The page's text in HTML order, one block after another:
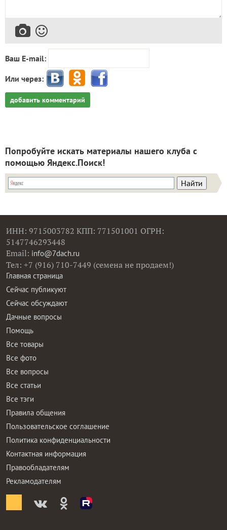
Ваш E-mail:
Или через:
добавить комментарий
Попробуйте искать материалы нашего клуба с
помощью Яндекс.Поиск!
ИНН: 9715003782 КПП: 771501001 ОГРН:
5147746293448
Email: info@7dach.ru
Тел: +7 (916) 710-7449 (семена не продаем!)
Главная страница
Сейчас публикуют
Сейчас обсуждают
Дачные вопросы
Помощь
Все товары
Все фото
Все вопросы
Все статьи
Все тэги
Правила общения
Пользовательское соглашение
Политика конфиденциальности
Контактная информация
Правообладателям
Рекламодателям